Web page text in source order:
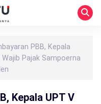
PBB, Kepala
Pajak Sampoerna
Kepala UPT V